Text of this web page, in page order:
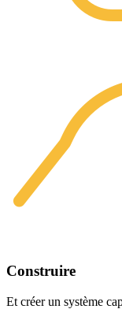
Construire
Et créer un système